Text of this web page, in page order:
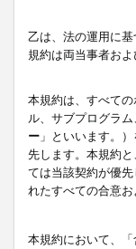
乙は、法の運用に
規約は両当事者お
本規約は、すべて
ル、サブプログラ
ー 」といいます。
先します。本規約
ては当該契約が優
れたすべての合意お
本規約において、